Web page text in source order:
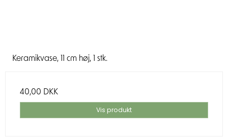
Keramikvase, 11 cm høj, 1 stk.
40,00 DKK
Vis produkt